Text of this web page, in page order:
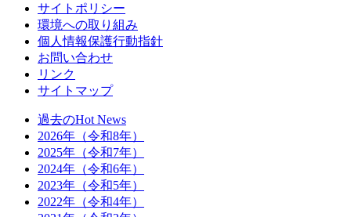
サイトポリシー
環境への取り組み
個人情報保護行動指針
お問い合わせ
リンク
サイトマップ
過去のHot News
2026年（令和8年）
2025年（令和7年）
2024年（令和6年）
2023年（令和5年）
2022年（令和4年）